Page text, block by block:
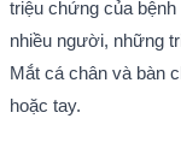
triệu chứng của
nhiều người, những
Mắt cá chân và bàn
hoặc tay.